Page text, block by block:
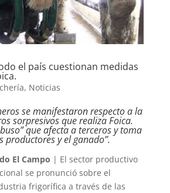
el país cuestionan medidas
, Noticias
se manifestaron respecto a la
sorpresivos que realiza Foica.
que afecta a terceros y toma
productores y el ganado”.
El Campo | El sector productivo
se pronunció sobre el
frigorífica a través de las